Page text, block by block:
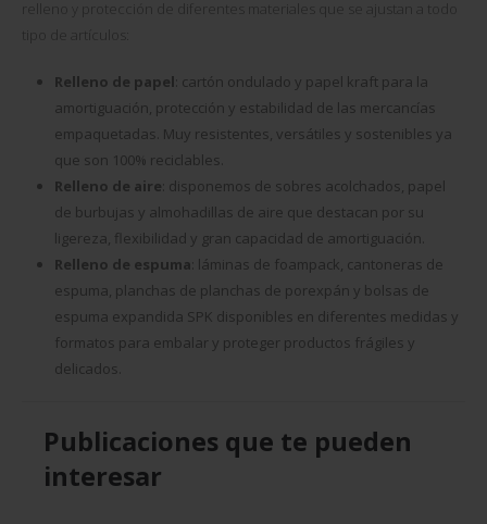
relleno y protección de diferentes materiales que se ajustan a todo
tipo de artículos:
Relleno de papel : cartón ondulado y papel kraft para la
amortiguación, protección y estabilidad de las mercancías
empaquetadas. Muy resistentes, versátiles y sostenibles ya
que son 100% reciclables.
Relleno de aire : disponemos de sobres acolchados, papel
de burbujas y almohadillas de aire que destacan por su
ligereza, flexibilidad y gran capacidad de amortiguación.
Relleno de espuma : láminas de foampack, cantoneras de
espuma, planchas de planchas de porexpán y bolsas de
espuma expandida SPK disponibles en diferentes medidas y
formatos para embalar y proteger productos frágiles y
delicados.
Publicaciones que te pueden
interesar